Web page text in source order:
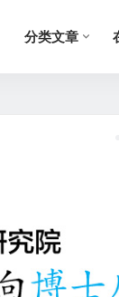
分类文章